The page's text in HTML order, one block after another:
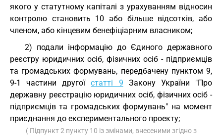
якого у статутному капіталі з урахуванням відносин
контролю становить 10 або більше відсотків, або
членом, або кінцевим бенефіціарним власником;
2) подали інформацію до Єдиного державного
реєстру юридичних осіб, фізичних осіб - підприємців
та громадських формувань, передбачену пунктом 9,
9-1 частини другоїстатті 9 Закону України "Про
державну реєстрацію юридичних осіб, фізичних осіб -
підприємців та громадських формувань" на момент
приєднання до експериментального проекту;
( Підпункт 2 пункту 10 із змінами, внесеними згідно з